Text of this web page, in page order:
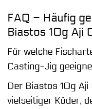
FAQ – Häufig
Biastos 10g Aji
Für welche
Casting-Jig
Der Biastos 10g
vielseitiger Köder,